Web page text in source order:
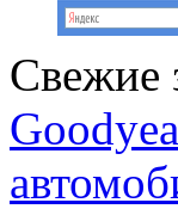
Свежие